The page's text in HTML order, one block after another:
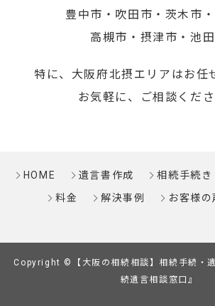
豊中市・吹田市・茨木市
高槻市・摂津市・池
特に、大阪府北摂エリアはお任
お気軽に、ご相談くださ
HOME 遺言書作成 相続手続き
料金
解決事例 お客様の
Copyright ©【大阪の相続相談】相続手続・
続遺言相談窓口』